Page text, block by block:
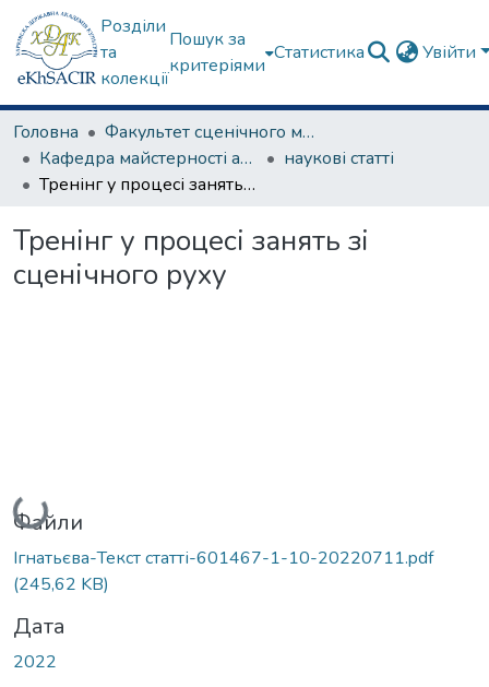
Розділи
та
колекції
Пошук за
критеріями
Статистика Увійти
Головна
Факультет сценічного мистецтва
Кафедра майстерності актора
наукові статті
Тренінг у процесі занять зі сценічного руху
Тренінг у процесі занять зі
сценічного руху
Вантажиться...
Файли
Ігнатьєва-Текст статті-601467-1-10-20220711.pdf
(245,62 KB)
Дата
2022